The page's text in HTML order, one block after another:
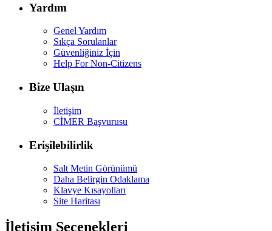
Yardım
Genel Yardım
Sıkça Sorulanlar
Güvenliğiniz İçin
Help For Non-Citizens
Bize Ulaşın
İletişim
CİMER Başvurusu
Erişilebilirlik
Salt Metin Görünümü
Daha Belirgin Odaklama
Klavye Kısayolları
Site Haritası
İletişim Seçenekleri